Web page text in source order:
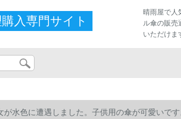
入専門サイト
晴雨屋で人
ル傘の販売
いただけま
が水色に遭遇しました。子供用の傘が可愛いで